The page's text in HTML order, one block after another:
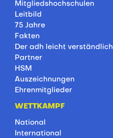
Mitgliedshochschulen
Leitbild
75 Jahre
Fakten
Der adh leicht verständlich
Partner
HSM
Auszeichnungen
Ehrenmitglieder
WETTKAMPF
National
International